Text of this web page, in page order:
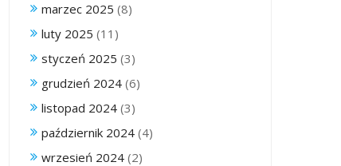
marzec 2025 (8)
luty 2025 (11)
styczeń 2025 (3)
grudzień 2024 (6)
listopad 2024 (3)
październik 2024 (4)
wrzesień 2024 (2)